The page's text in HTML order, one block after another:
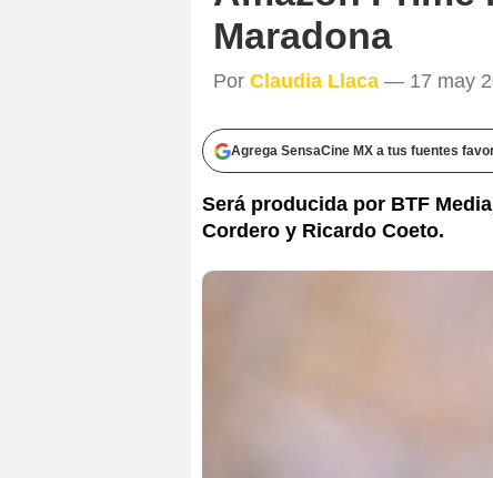
Maradona
Por Claudia Llaca — 17 may
Agrega SensaCine MX a tus fuentes
Será producida por BTF
Cordero y Ricardo Coeto.